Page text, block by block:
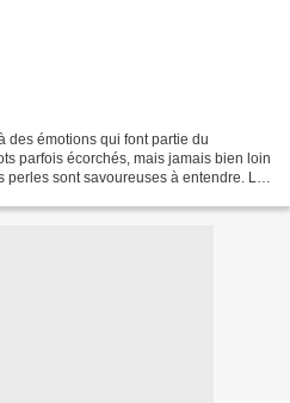
des émotions qui font partie du
parfois écorchés, mais jamais bien loin
sont savoureuses à entendre. La